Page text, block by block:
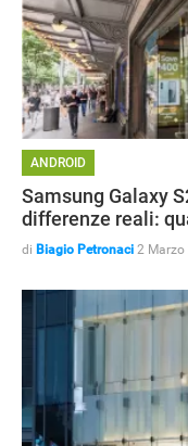
ANDROID
Samsung Galaxy
differenze reali:
di Biagio Petronaci 2 Marzo